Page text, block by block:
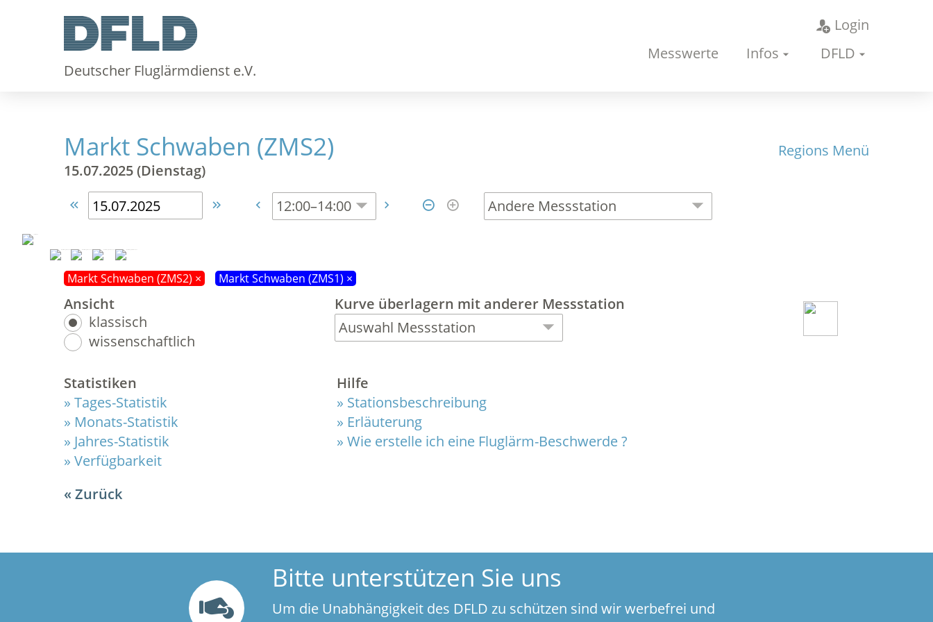
Deutscher Fluglärmdienst e.V.
Messwerte Infos DFLD
Login
Markt Schwaben (ZMS2)
Regions Menü
15.07.2025 (Dienstag)
     
Markt Schwaben (ZMS2) × Markt Schwaben (ZMS1) ×
Ansicht
klassisch
wissenschaftlich
Kurve überlagern mit anderer Messstation
Statistiken
Tages-Statistik
Monats-Statistik
Jahres-Statistik
Verfügbarkeit
Hilfe
Stationsbeschreibung
Erläuterung
Wie erstelle ich eine Fluglärm-Beschwerde ?
Zurück
Bitte unterstützen Sie uns
Um die Unabhängigkeit des DFLD zu schützen sind wir werbefrei und